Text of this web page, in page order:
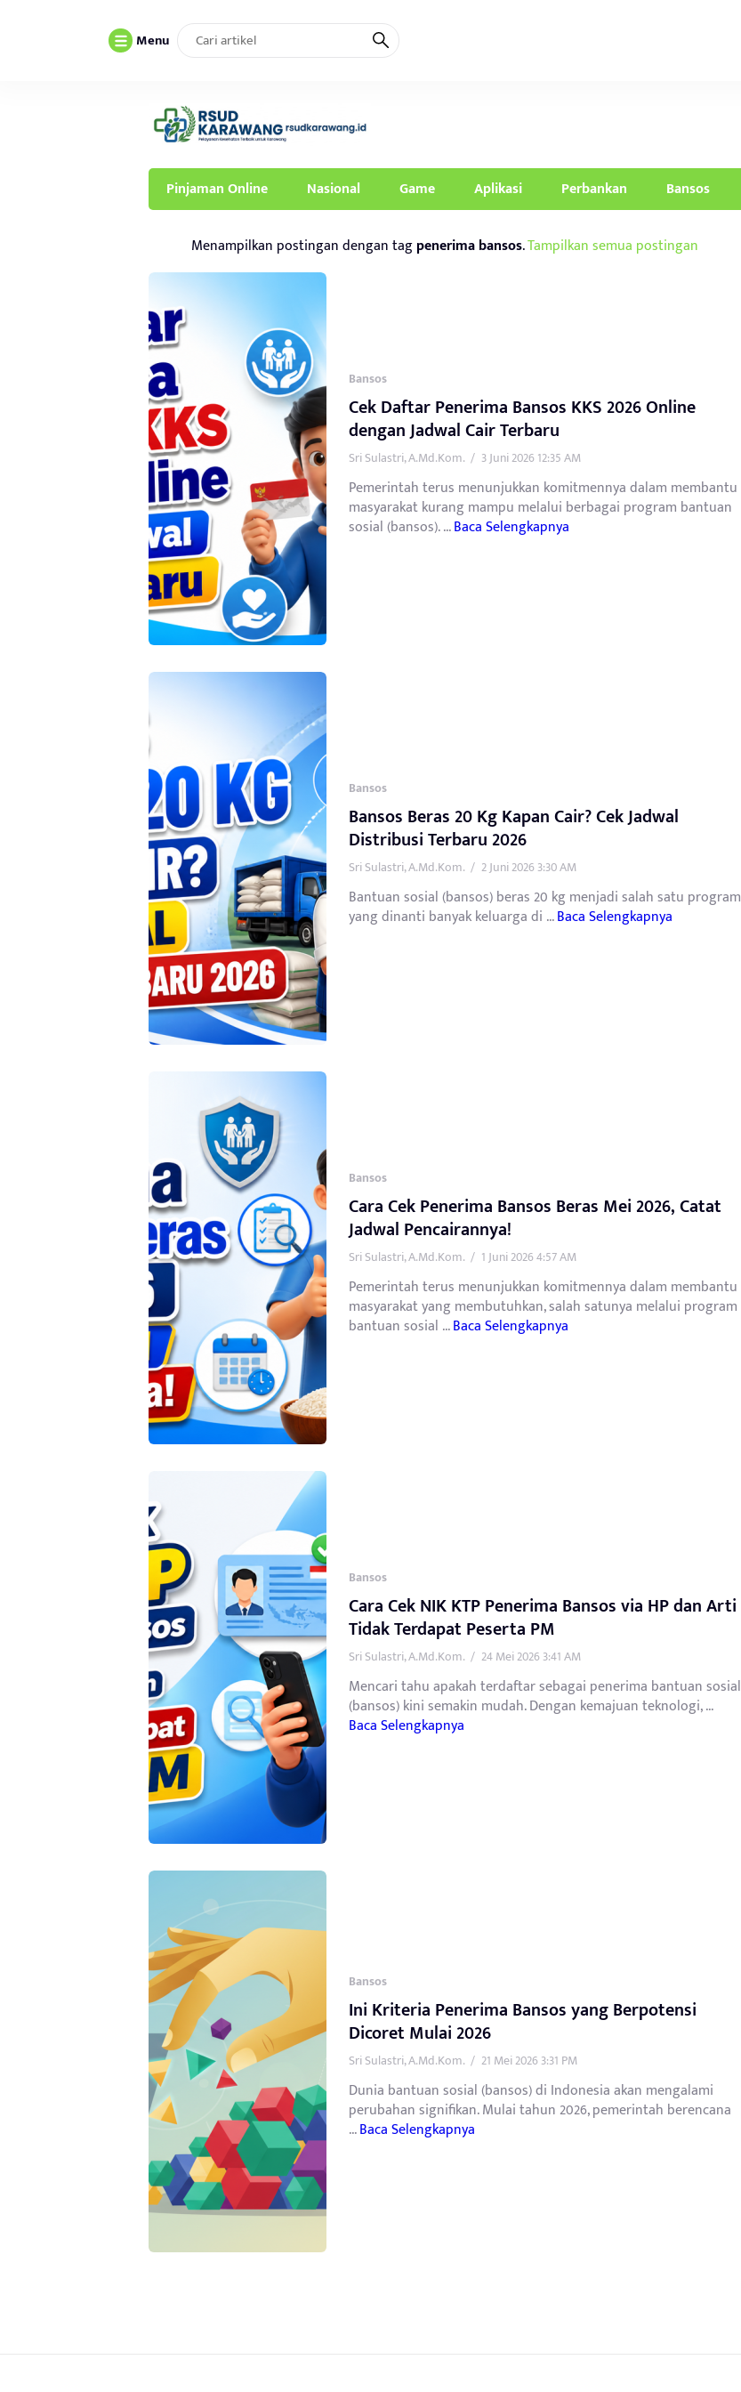
Menu
Pinjaman Online Nasional Game Aplikasi Perbankan Bansos
Menampilkan postingan dengan tagpenerima bansos.Tampilkan semua postingan
Bansos
Cek Daftar Penerima Bansos KKS 2026 Online
dengan Jadwal Cair Terbaru
Sri Sulastri, A.Md.Kom. / 3 Juni 2026 12:35 AM
Pemerintah terus menunjukkan komitmennya dalam membantu
masyarakat kurang mampu melalui berbagai program bantuan
sosial (bansos). ...Baca Selengkapnya
Bansos
Bansos Beras 20 Kg Kapan Cair? Cek Jadwal
Distribusi Terbaru 2026
Sri Sulastri, A.Md.Kom. / 2 Juni 2026 3:30 AM
Bantuan sosial (bansos) beras 20 kg menjadi salah satu program
yang dinanti banyak keluarga di ...Baca Selengkapnya
Bansos
Cara Cek Penerima Bansos Beras Mei 2026, Catat
Jadwal Pencairannya!
Sri Sulastri, A.Md.Kom. / 1 Juni 2026 4:57 AM
Pemerintah terus menunjukkan komitmennya dalam membantu
masyarakat yang membutuhkan, salah satunya melalui program
bantuan sosial ...Baca Selengkapnya
Bansos
Cara Cek NIK KTP Penerima Bansos via HP dan Arti
Tidak Terdapat Peserta PM
Sri Sulastri, A.Md.Kom. / 24 Mei 2026 3:41 AM
Mencari tahu apakah terdaftar sebagai penerima bantuan sosial
(bansos) kini semakin mudah. Dengan kemajuan teknologi, ...
Baca Selengkapnya
Bansos
Ini Kriteria Penerima Bansos yang Berpotensi
Dicoret Mulai 2026
Sri Sulastri, A.Md.Kom. / 21 Mei 2026 3:31 PM
Dunia bantuan sosial (bansos) di Indonesia akan mengalami
perubahan signifikan. Mulai tahun 2026, pemerintah berencana
...Baca Selengkapnya